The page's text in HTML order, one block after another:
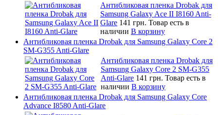
Антибликовая пленка Drobak для
Samsung Galaxy Ace II I8160 Anti-
Glare 141 грн. Товар есть в
наличии В корзину
Антибликовая пленка Drobak для Samsung Galaxy Core 2
SM-G355 Anti-Glare
Антибликовая пленка Drobak для
Samsung Galaxy Core 2 SM-G355
Anti-Glare 141 грн. Товар есть в
наличии В корзину
Антибликовая пленка Drobak для Samsung Galaxy Core
Advance I8580 Anti-Glare